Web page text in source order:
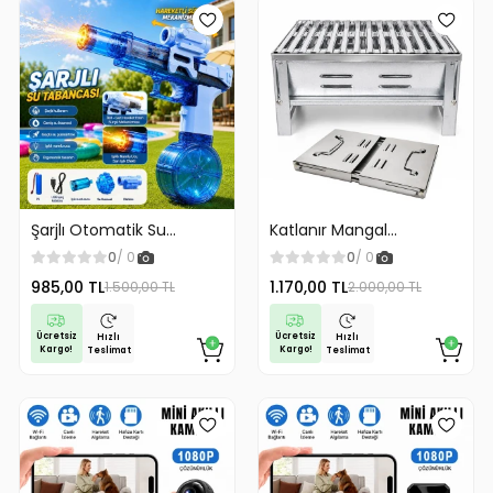
Şarjlı Otomatik Su
Tabancası Oyuncak
Geniş Hazneli
0/ 0
985,00 TL1.500,00 TL
Ücretsiz
Kargo!
Hızlı
Teslimat
Katlanır Mangal
Paslanmaz Çelik Oluklu
Izgara Galvanizli Çelik
Malzeme
0/ 0
1.170,00 TL2.000,00 TL
Ücretsiz
Kargo!
Hızlı
Teslimat